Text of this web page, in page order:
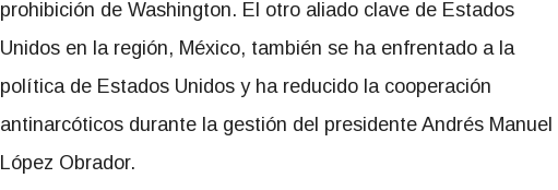
prohibición de Washington. El otro aliado clave de Estados
Unidos en la región, México, también se ha enfrentado a la
política de Estados Unidos y ha reducido la cooperación
antinarcóticos durante la gestión del presidente Andrés Manuel
López Obrador.